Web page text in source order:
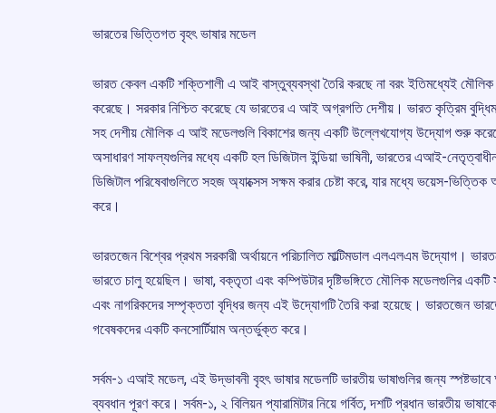
ভারতের ভিত্তিগত বৃহৎ ভাষার মডেল
ভারত কেবল একটি শক্তিশালী এ আই বাস্তুব্যবস্থা তৈরি করছে না বরং ইতিমধ্যেই
করেছে। সরকার নিশ্চিত করেছে যে ভারতের এ আই অগ্রগতি দেশীয়। ভারত কৃত্রিম
সহ দেশীয় মৌলিক এ আই মডেলগুলি বিকাশের জন্য একটি উল্লেখযোগ্য উদ্যোগ শুরু
অসাধারণ সাফল্যগুলির মধ্যে একটি হল ডিজিটাল ইন্ডিয়া ভাষিনী, ভারতের এআই-নেতৃত্বাধীন
ডিজিটাল পরিষেবাগুলিতে সহজ অ্যাক্সেস সক্ষম করার চেষ্টা করে, যার মধ্যে ভয়েস-ভিত্তিক
করে।
ভারতজেন বিশ্বের প্রথম সরকারী অর্থায়নে পরিচালিত মাল্টিমডাল এলএলএম উদ্যোগ।
ভারতে চালু হয়েছিল। ভাষা, বক্তৃতা এবং কম্পিউটার দৃষ্টিভঙ্গিতে মৌলিক মডেলগুলির একটি
এবং নাগরিকদের সম্পৃক্ততা বৃদ্ধির জন্য এই উদ্যোগটি তৈরি করা হয়েছে। ভারতজেন
গবেষকদের একটি কনসোর্টিয়াম অন্তর্ভুক্ত করে।
সর্বম-১ এআই মডেল, এই উদ্ভাবনী বৃহৎ ভাষার মডেলটি ভারতীয় ভাষাগুলির জন্য
ব্যবধান পূরণ করে। সর্বম-১, ২ বিলিয়ন প্যারামিটার নিয়ে গর্বিত, দশটি প্রধান ভারতীয়